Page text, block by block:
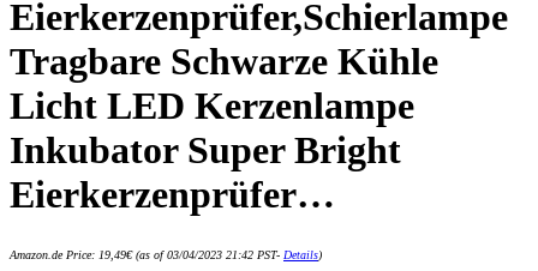
Eierkerzenprüfer,Schierlampe
Tragbare Schwarze Kühle
Licht LED Kerzenlampe
Inkubator Super Bright
Eierkerzenprüfer…
Amazon.de Price: 19,49€(as of 03/04/2023 21:42 PST- Details)